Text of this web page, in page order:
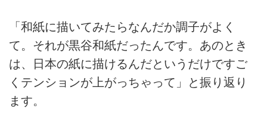
「和紙に描いてみたらなんだか調子がよく
て。それが黒谷和紙だったんです。あのとき
は、日本の紙に描けるんだというだけですご
くテンションが上がっちゃって」と振り返り
ます。